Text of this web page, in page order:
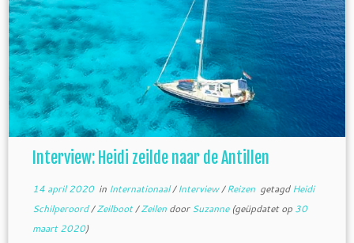
Interview: Heidi zeilde naar de Antillen
14 april 2020in Internationaal/Interview/Reizen getagdHeidi
Schilperoord/Zeilboot/Zeilen doorSuzanne(geüpdatet op 30
maart 2020)